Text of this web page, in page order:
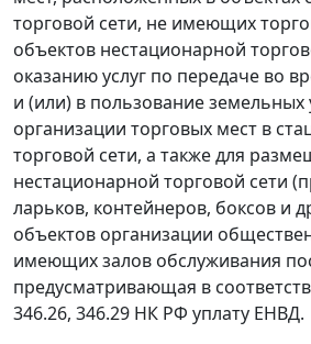
торговой сети, не имеющих
объектов нестационарной
оказанию услуг по передаче во
и (или) в пользование земельных
организации торговых мест в
торговой сети, а также для
нестационарной торговой сети
ларьков, контейнеров, боксов и
объектов организации
имеющих залов обслуживания
предусматривающая в
346.26, 346.29 НК РФ уплату ЕНВД.